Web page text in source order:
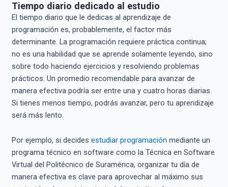
Tiempo diario dedicado al estudio
El tiempo diario que le dedicas al aprendizaje de
programación es, probablemente, el factor más
determinante. La programación requiere práctica continua;
no es una habilidad que se aprende solamente leyendo, sino
sobre todo haciendo ejercicios y resolviendo problemas
prácticos. Un promedio recomendable para avanzar de
manera efectiva podría ser entre una y cuatro horas diarias.
Si tienes menos tiempo, podrás avanzar, pero tu aprendizaje
será más lento.
Por ejemplo, si decides estudiar programación mediante un
programa técnico en software como la Técnica en Software
Virtual del Politécnico de Suramérica, organizar tu día de
manera efectiva es clave para aprovechar al máximo sus